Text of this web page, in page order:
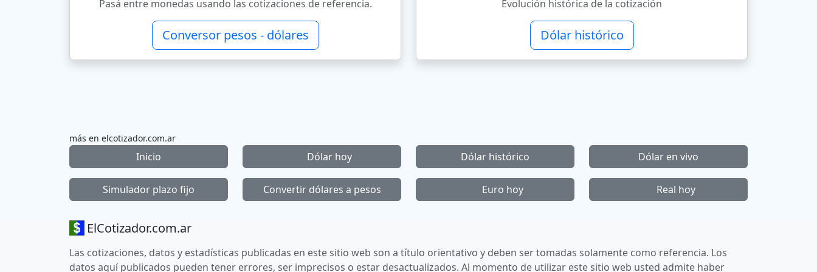
Pasá entre monedas usando las cotizaciones de referencia.
Conversor pesos - dólares
Evolución histórica de la cotización
Dólar histórico
más en elcotizador.com.ar
Inicio Dólar hoy Dólar histórico Dólar en vivo
Simulador plazo fijo Convertir dólares a pesos Euro hoy Real hoy
ElCotizador.com.ar
Las cotizaciones, datos y estadísticas publicadas en este sitio web son a título orientativo y deben ser tomadas solamente como referencia. Los
datos aquí publicados pueden tener errores, ser imprecisos o estar desactualizados. Al momento de utilizar este sitio web usted admite haber